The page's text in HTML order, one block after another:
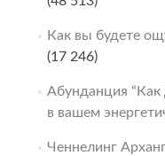
Как вы будете
(17 246)
Абунданция “Как
в вашем
Ченнелинг